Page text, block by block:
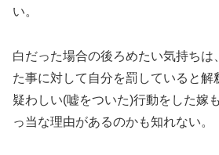
い。
白だった場合の後ろめたい気持ちは
た事に対して自分を罰していると解
疑わしい(嘘をついた)行動をした嫁
っ当な理由があるのかも知れない。